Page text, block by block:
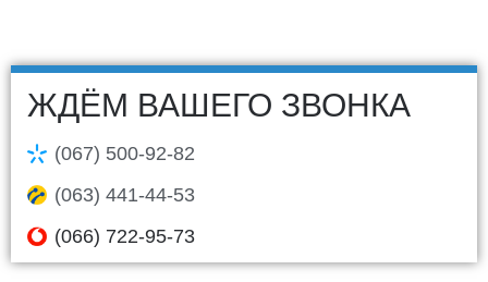
ЖДЁМ ВАШЕГО ЗВОНКА
(067) 500-92-82
(063) 441-44-53
(066) 722-95-73